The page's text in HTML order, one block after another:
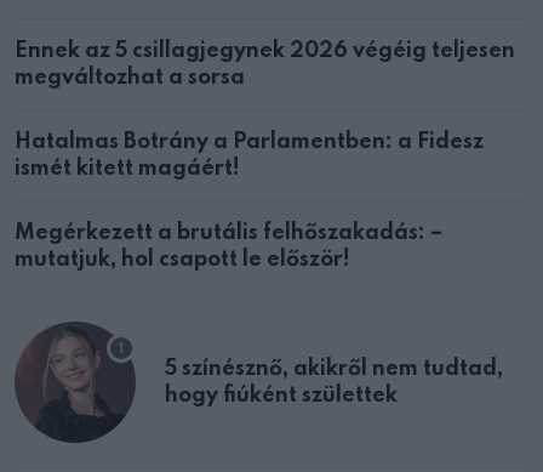
Ennek az 5 csillagjegynek 2026 végéig teljesen
megváltozhat a sorsa
Hatalmas Botrány a Parlamentben: a Fidesz
ismét kitett magáért!
Megérkezett a brutális felhőszakadás: –
mutatjuk, hol csapott le először!
5 színésznő, akikről nem tudtad,
hogy fiúként születtek